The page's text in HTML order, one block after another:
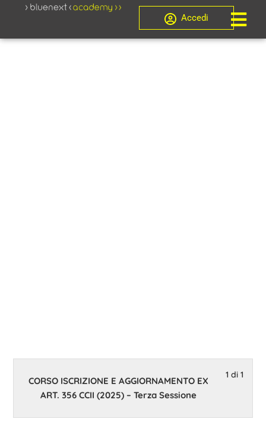
Accedi
10 Febbraio 2025 14:00
1 di 1
CORSO ISCRIZIONE E AGGIORNAMENTO EX
ART. 356 CCII (2025) – Terza Sessione